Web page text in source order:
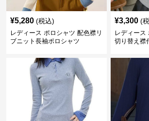
¥5,280 (税込)
レディース ポロシャツ 配色襟リ
ブニット長袖ポロシャツ
¥3,300 (
レディース
切り替え襟